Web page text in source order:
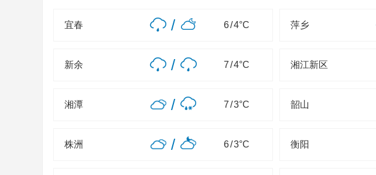
宜春 / 6/4°C 萍乡
新余 / 7/4°C 湘江新区
湘潭 / 7/3°C 韶山
株洲 / 6/3°C 衡阳